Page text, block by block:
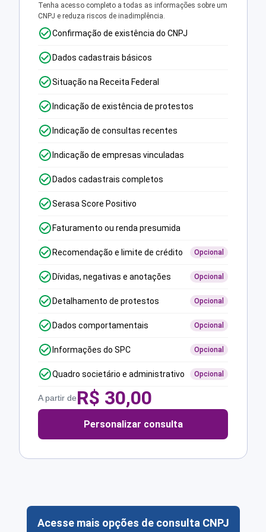
Tenha acesso completo a todas as informações sobre um
CNPJ e reduza riscos de inadimplência.
Confirmação de existência do CNPJ
Dados cadastrais básicos
Situação na Receita Federal
Indicação de existência de protestos
Indicação de consultas recentes
Indicação de empresas vinculadas
Dados cadastrais completos
Serasa Score Positivo
Faturamento ou renda presumida
Recomendação e limite de crédito Opcional
Dívidas, negativas e anotações Opcional
Detalhamento de protestos Opcional
Dados comportamentais Opcional
Informações do SPC Opcional
Quadro societário e administrativo Opcional
A partir deR$ 30,00
Personalizar consulta
Acesse mais opções de consulta CNPJ